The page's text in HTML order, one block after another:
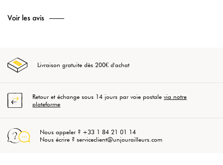
Voir les avis
Livraison gratuite dès 200€ d'achat
Retour et échange sous 14 jours par voie postalevia notre
plateforme
Nous appeler ? +33 1 84 21 01 14
Nous écrire ? serviceclient@unjourailleurs.com